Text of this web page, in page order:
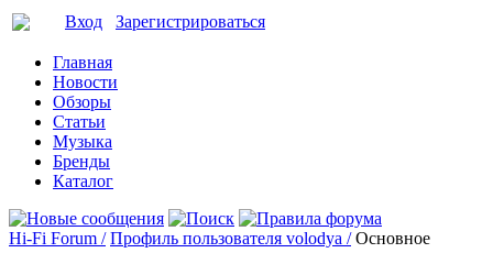
Вход Зарегистрироваться
Главная
Новости
Обзоры
Статьи
Музыка
Бренды
Каталог
Hi-Fi Forum / Профиль пользователя volodya / Основное